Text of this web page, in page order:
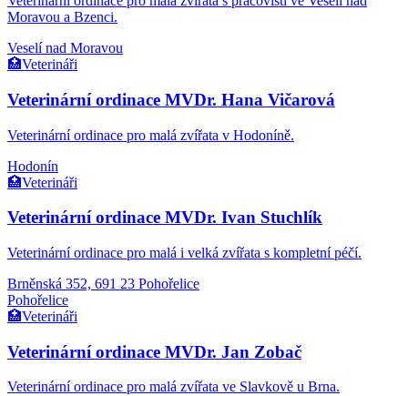
Moravou a Bzenci.
Veselí nad Moravou
🏥Veterináři
Veterinární ordinace MVDr. Hana Vičarová
Veterinární ordinace pro malá zvířata v Hodoníně.
Hodonín
🏥Veterináři
Veterinární ordinace MVDr. Ivan Stuchlík
Veterinární ordinace pro malá i velká zvířata s kompletní péčí.
Brněnská 352, 691 23 Pohořelice
Pohořelice
🏥Veterináři
Veterinární ordinace MVDr. Jan Zobač
Veterinární ordinace pro malá zvířata ve Slavkově u Brna.